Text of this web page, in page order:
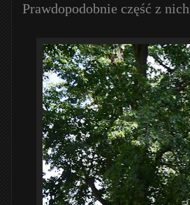
Prawdopodobnie część z